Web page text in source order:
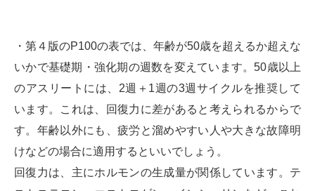
・第４版のP100の表では、年齢が50歳を超えるか超えな
いかで基礎期・強化期の週数を変えています。50歳以上
のアスリートには、2週＋1週の3週サイクルを推奨して
います。これは、回復力に差があると考えられるからで
す。年齢以外にも、疲労と溜めやすい人や大きな故障明
けなどの場合に適用するといいでしょう。
回復力は、主にホルモンの生成量が関係しています。テ